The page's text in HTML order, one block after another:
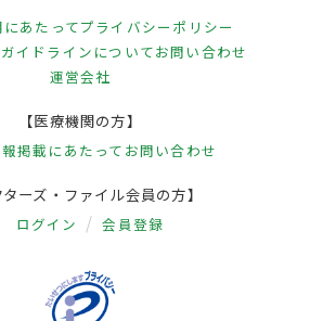
にあたってプライバシーポリシー
イドラインについてお問い合わせ
運営会社
【医療機関の方】
掲載にあたって お問い合わせ
ターズ・ファイル会員の方】
ログイン 会員登録